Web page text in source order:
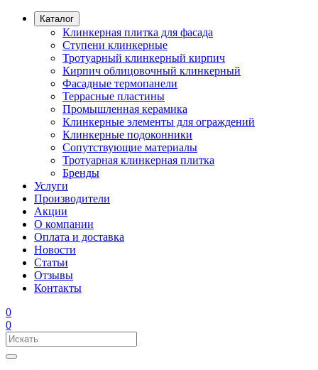
Каталог
Клинкерная плитка для фасада
Ступени клинкерные
Тротуарный клинкерный кирпич
Кирпич облицовочный клинкерный
Фасадные термопанели
Террасные пластины
Промышленная керамика
Клинкерные элементы для ограждений
Клинкерные подоконники
Сопутствующие материалы
Тротуарная клинкерная плитка
Бренды
Услуги
Производители
Акции
О компании
Оплата и доставка
Новости
Статьи
Отзывы
Контакты
0
0